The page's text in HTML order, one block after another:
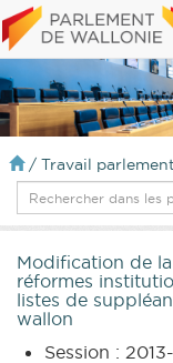
/ Travail
Modification de
réformes
listes de
wallon
Session :